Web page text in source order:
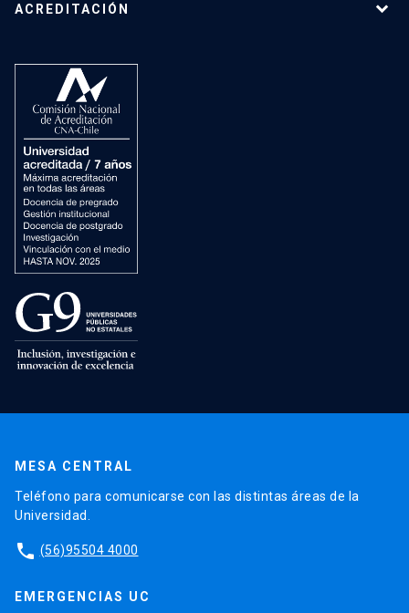
ACREDITACIÓN
MESA CENTRAL
Teléfono para comunicarse con las distintas áreas de la
Universidad.
phone (56)95504 4000
EMERGENCIAS UC